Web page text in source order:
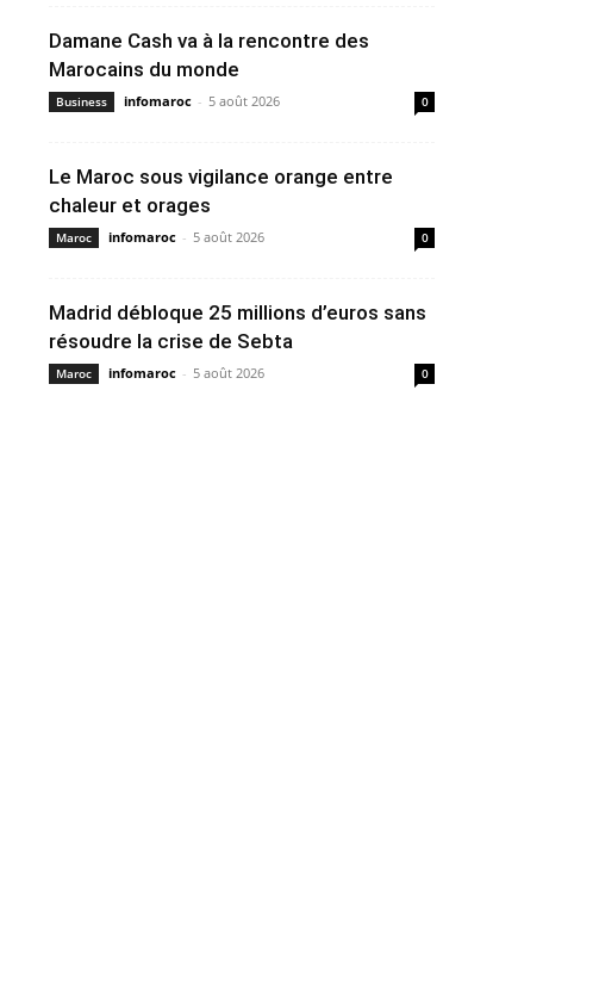
Damane Cash va à la rencontre des
Marocains du monde
Business infomaroc - 5 août 2026 0
Le Maroc sous vigilance orange entre
chaleur et orages
Maroc infomaroc - 5 août 2026 0
Madrid débloque 25 millions d’euros sans
résoudre la crise de Sebta
Maroc infomaroc - 5 août 2026 0